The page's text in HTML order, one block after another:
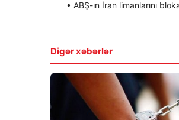
• ABŞ-ın İran limanlarını
Digər xəbərlər